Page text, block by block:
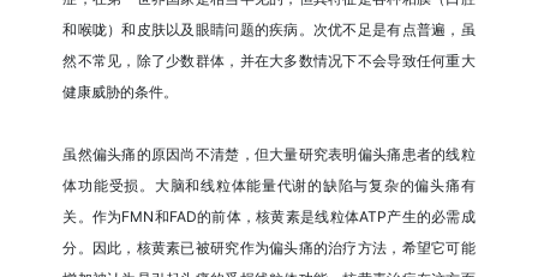
和喉咙）和皮肤以及眼睛问题的疾病。次优不足是有点普遍，虽
然不常见，除了少数群体，并在大多数情况下不会导致任何重大
健康威胁的条件。
虽然偏头痛的原因尚不清楚，但大量研究表明偏头痛患者的线粒
体功能受损。大脑和线粒体能量代谢的缺陷与复杂的偏头痛有
关。作为FMN和FAD的前体，核黄素是线粒体ATP产生的必需成
分。因此，核黄素已被研究作为偏头痛的治疗方法，希望它可能